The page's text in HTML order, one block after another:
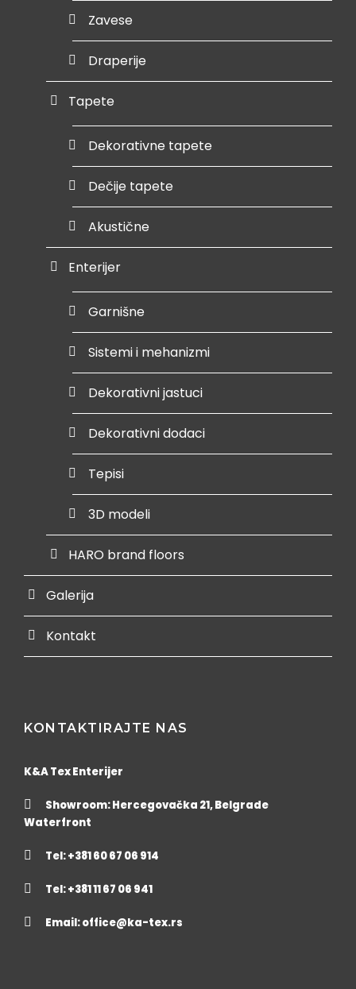
Zavese
Draperije
Tapete
Dekorativne tapete
Dečije tapete
Akustične
Enterijer
Garnišne
Sistemi i mehanizmi
Dekorativni jastuci
Dekorativni dodaci
Tepisi
3D modeli
HARO brand floors
Galerija
Kontakt
KONTAKTIRAJTE NAS
K&A Tex Enterijer
Showroom: Hercegovačka 21, Belgrade
Waterfront
Tel: +381 60 67 06 914
Tel: +381 11 67 06 941
Email:office@ka-tex.rs